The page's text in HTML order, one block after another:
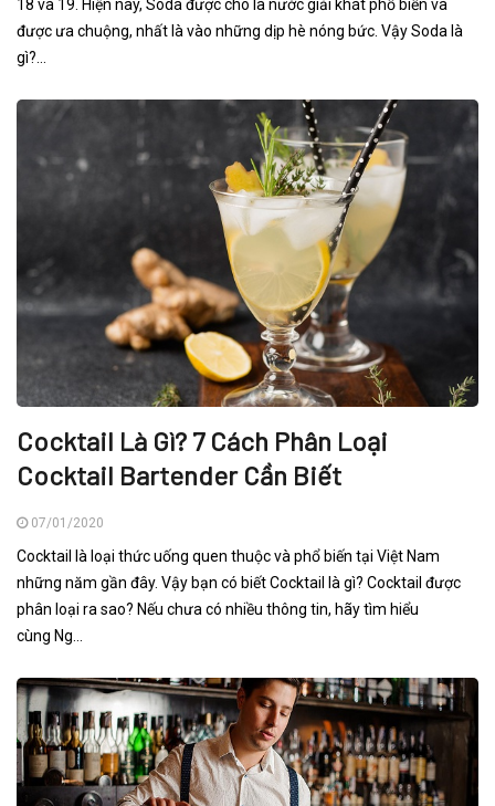
18 và 19. Hiện nay, Soda được cho là nước giải khát phổ biến và
được ưa chuộng, nhất là vào những dịp hè nóng bức. Vậy Soda là
gì?...
Cocktail Là Gì? 7 Cách Phân Loại
Cocktail Bartender Cần Biết
07/01/2020
Cocktail là loại thức uống quen thuộc và phổ biến tại Việt Nam
những năm gần đây. Vậy bạn có biết Cocktail là gì? Cocktail được
phân loại ra sao? Nếu chưa có nhiều thông tin, hãy tìm hiểu
cùng Ng...